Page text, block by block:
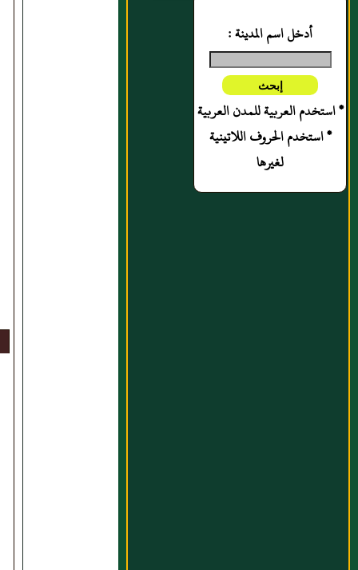
أدخل اسم المدينة :
* استخدم العربية للمدن العربية
* استخدم الحروف اللاتينية
لغيرها